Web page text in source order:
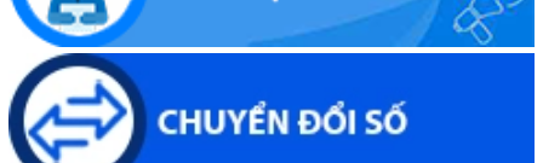
Thông báo về việc niêm yết, công khai hồ sơ mất Giấy chứng nhận
quyền sử dụng đất mang tên ông Phạm Quốc Việt và bà Nông Thị
Ngọc Loan. Thường trú tại: Phường Buôn Hồ, tỉnh Đắk Lắk
(06/08/2026, 00:00)